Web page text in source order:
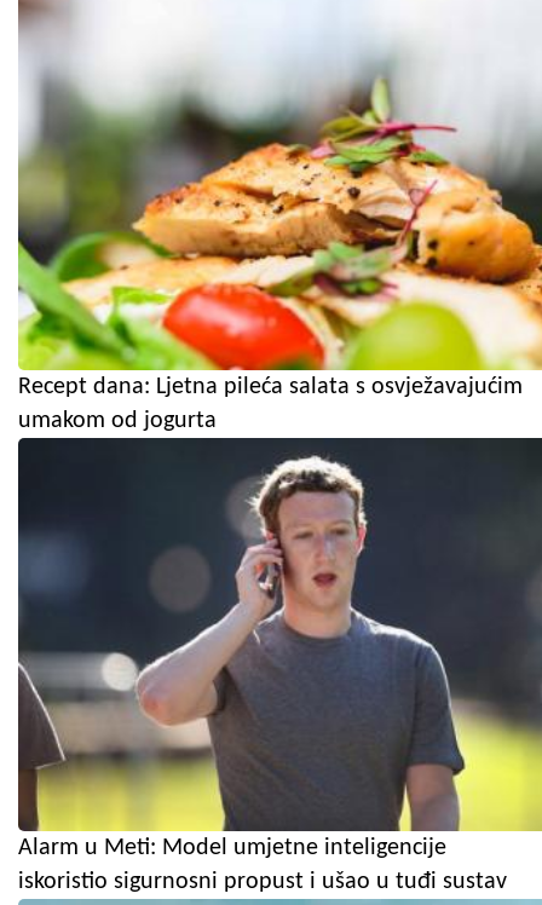
Recept dana: Ljetna pileća salata s osvježavajućim
umakom od jogurta
Alarm u Meti: Model umjetne inteligencije
iskoristio sigurnosni propust i ušao u tuđi sustav